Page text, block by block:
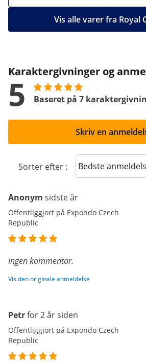
Vis alle varer fra Royal
Karaktergivninger og
5 Baseret på 7
Skriv en
Sorter efter : Sort reviews
Anonym sidste år
Offentliggjort på Expondo Czech
Republic
Ingen kommentar.
Vis den originale anmeldelse
Petrfor 2 år siden
Offentliggjort på Expondo Czech
Republic